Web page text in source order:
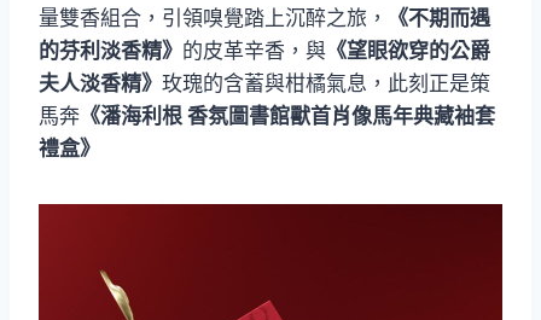
量雙香組合，引領嗅覺踏上沉醉之旅，
《不期而遇
的芬利淡香精》 的皮革辛香，與 《望眼欲穿的公爵
夫人淡香精》 玫瑰的含蓄與柑橘氣息，此刻正是策
馬奔 《潘海利根 香氛圖書館獸首肖像馬年典藏袖套
禮盒》